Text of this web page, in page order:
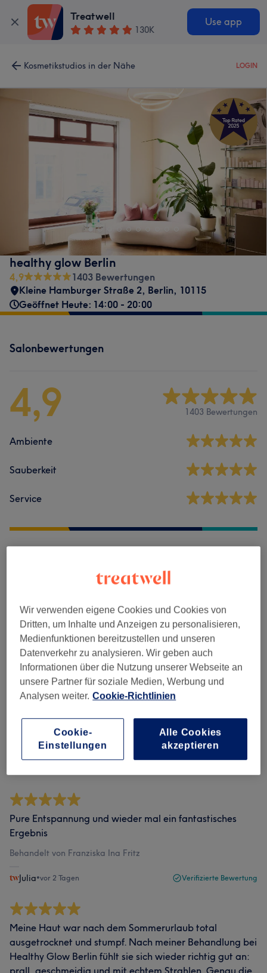
Treatwell
130K
Use app
Kosmetikstudios in der Nähe LOGIN
healthy glow Berlin
4,9
1403 Bewertungen
Kleine Hamburger Straße 2, Berlin, 10115
Geöffnet Heute: 14:00 - 20:00
Salonbewertungen
4,9 1403 Bewertungen
Ambiente
Sauberkeit
Service
Nach Sternen filtern
Verifizierte Bewertungen
Geschrieben von unseren Kunden, damit du weißt, was
dich in jedem Salon erwartet.
Behandelt von Franziska Ina Fritz
Pure Entspannung und wieder mal ein fantastisches
Ergebnis
Behandelt von Franziska Ina Fritz
Julia•vor 2 Tagen Verifizierte Bewertung
Meine Haut war nach dem Sommerurlaub total
ausgetrocknet und stumpf. Nach meiner Behandlung bei
Healthy Glow Berlin fühlt sie sich wieder richtig gut an:
prall, geschmeidig und mit echtem Strahlen. Genau die
Wir verwenden eigene Cookies und Cookies von
Dritten, um Inhalte und Anzeigen zu personalisieren,
Medienfunktionen bereitzustellen und unseren
Datenverkehr zu analysieren. Wir geben auch
Informationen über die Nutzung unserer Webseite an
unsere Partner für soziale Medien, Werbung und
Analysen weiter. Cookie-Richtlinien
Cookie-
Einstellungen
Alle Cookies
akzeptieren